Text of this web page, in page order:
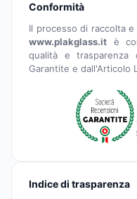
Conformità
Il processo di raccolta
www.plakglass.it è
qualità e trasparenza
Garantite e dall'Articolo
Indice di trasparenza